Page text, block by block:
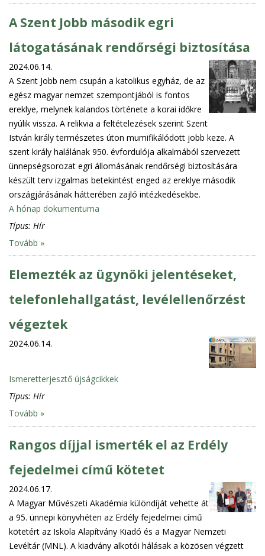
A Szent Jobb második egri
látogatásának rendőrségi biztosítása
2024.06.14.
A Szent Jobb nem csupán a katolikus egyház, de az
egész magyar nemzet szempontjából is fontos
ereklye, melynek kalandos története a korai időkre
nyúlik vissza. A relikvia a feltételezések szerint Szent
István király természetes úton mumifikálódott jobb keze. A
szent király halálának 950. évfordulója alkalmából szervezett
ünnepségsorozat egri állomásának rendőrségi biztosítására
készült terv izgalmas betekintést enged az ereklye második
országjárásának hátterében zajló intézkedésekbe.
A hónap dokumentuma
Típus: Hír
Tovább »
Elemezték az ügynöki jelentéseket,
telefonlehallgatást, levélellenőrzést
végeztek
2024.06.14.
Ismeretterjesztő újságcikkek
Típus: Hír
Tovább »
Rangos díjjal ismerték el az Erdély
fejedelmei című kötetet
2024.06.17.
A Magyar Művészeti Akadémia különdíját vehette át
a 95. ünnepi könyvhéten az Erdély fejedelmei című
kötetért az Iskola Alapítvány Kiadó és a Magyar Nemzeti
Levéltár (MNL). A kiadvány alkotói hálásak a közösen végzett